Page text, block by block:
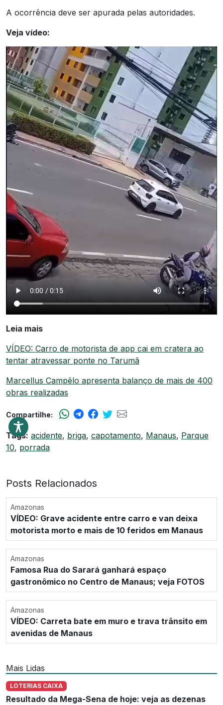
A ocorrência deve ser apurada pelas autoridades.
Veja vídeo:
Leia mais
VÍDEO: Carro de motorista de app cai em cratera ao
tentar atravessar ponte no Tarumã
Marcellus Campêlo apresenta balanço de mais de 400
obras realizadas
Compartilhe:
Tags: acidente, briga, capotamento, Manaus, Parque
10, porrada
Posts Relacionados
Amazonas
VÍDEO: Grave acidente entre carro e van deixa
motorista morto e mais de 10 feridos em Manaus
Amazonas
Famosa Rua do Sarará ganhará espaço
gastronômico no Centro de Manaus; veja FOTOS
Amazonas
VÍDEO: Carreta bate em muro e trava trânsito em
avenidas de Manaus
Mais Lidas
LOTERIAS CAIXA
Resultado da Mega-Sena de hoje: veja as dezenas